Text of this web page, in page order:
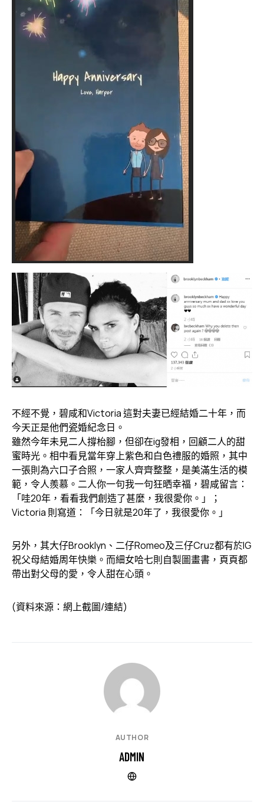
不經不覺，碧咸和Victoria 這對夫妻已經結婚二十年，而
今天正是他們瓷婚紀念日。
雖然今年未見二人撐枱腳，但卻在ig發相，回顧二人的甜
蜜時光。相中看見當年穿上紫色和白色禮服的婚照，其中
一張則為六口子合照，一家人齊齊整整，是美滿生活的模
範，令人羨慕。二人你一句我一句狂晒幸福，碧咸留言：
「哇20年，看看我們創造了甚麼，我很愛你。」；
Victoria 則寫道：「今日就是20年了，我很愛你。」
另外，其大仔Brooklyn、二仔Romeo及三仔Cruz都有於IG
祝父母結婚周年快樂。而細女哈七則自製圖畫書，頁頁都
帶出對父母的愛，令人甜在心頭。
(資料來源：網上截圖/連結)
AUTHOR
ADMIN